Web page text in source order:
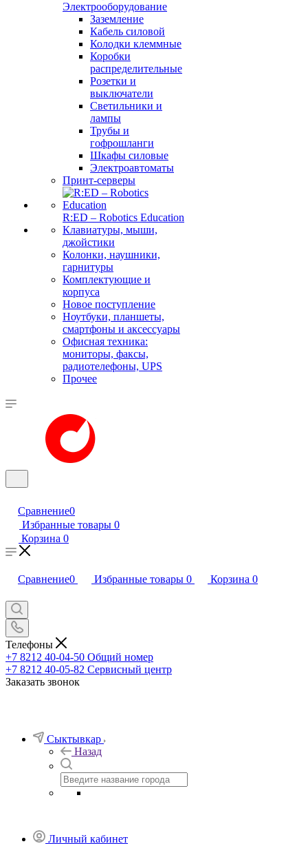
Электрооборудование
Заземление
Кабель силовой
Колодки клеммные
Коробки
распределительные
Розетки и
выключатели
Светильники и
лампы
Трубы и
гофрошланги
Шкафы силовые
Электроавтоматы
Принт-серверы
R:ED – Robotics Education
Клавиатуры, мыши,
джойстики
Колонки, наушники,
гарнитуры
Комплектующие и
корпуса
Новое поступление
Ноутбуки, планшеты,
смартфоны и аксессуары
Офисная техника:
мониторы, факсы,
радиотелефоны, UPS
Прочее
Сравнение0
Избранные товары 0
Корзина 0
Сравнение0 Избранные товары 0 Корзина 0
Телефоны
+7 8212 40-04-50 Общий номер
+7 8212 40-05-82 Сервисный центр
Заказать звонок
Сыктывкар
Назад
Личный кабинет